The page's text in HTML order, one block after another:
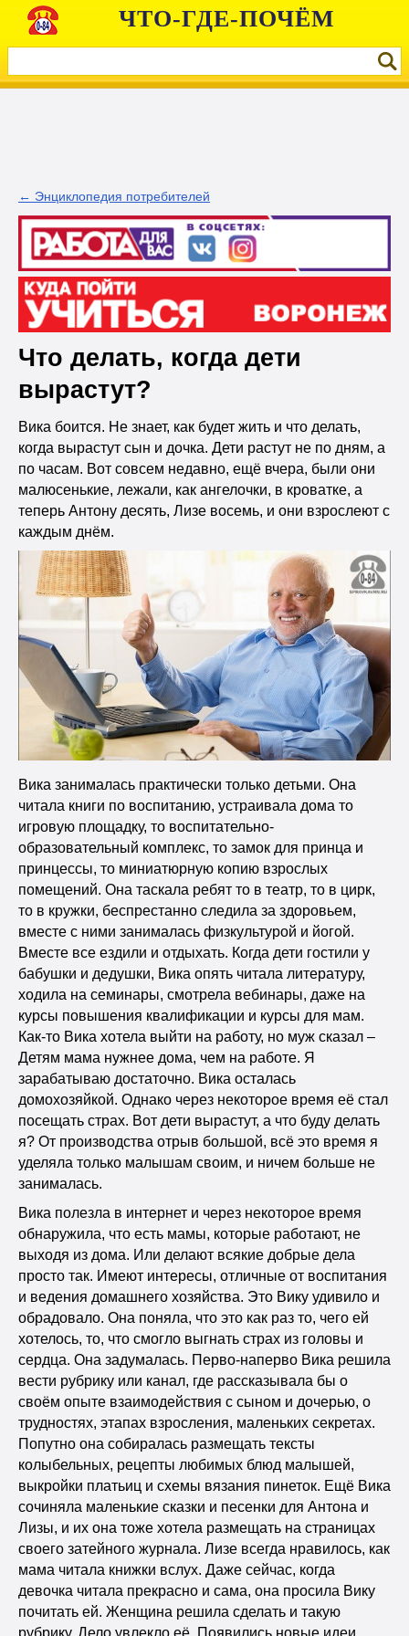
ЧТО-ГДЕ-ПОЧЁМ
← Энциклопедия потребителей
Что делать, когда дети
вырастут?
Вика боится. Не знает, как будет жить и что делать,
когда вырастут сын и дочка. Дети растут не по дням, а
по часам. Вот совсем недавно, ещё вчера, были они
малюсенькие, лежали, как ангелочки, в кроватке, а
теперь Антону десять, Лизе восемь, и они взрослеют с
каждым днём.
Вика занималась практически только детьми. Она
читала книги по воспитанию, устраивала дома то
игровую площадку, то воспитательно-
образовательный комплекс, то замок для принца и
принцессы, то миниатюрную копию взрослых
помещений. Она таскала ребят то в театр, то в цирк,
то в кружки, беспрестанно следила за здоровьем,
вместе с ними занималась физкультурой и йогой.
Вместе все ездили и отдыхать. Когда дети гостили у
бабушки и дедушки, Вика опять читала литературу,
ходила на семинары, смотрела вебинары, даже на
курсы повышения квалификации и курсы для мам.
Как-то Вика хотела выйти на работу, но муж сказал –
Детям мама нужнее дома, чем на работе. Я
зарабатываю достаточно. Вика осталась
домохозяйкой. Однако через некоторое время её стал
посещать страх. Вот дети вырастут, а что буду делать
я? От производства отрыв большой, всё это время я
уделяла только малышам своим, и ничем больше не
занималась.
Вика полезла в интернет и через некоторое время
обнаружила, что есть мамы, которые работают, не
выходя из дома. Или делают всякие добрые дела
просто так. Имеют интересы, отличные от воспитания
и ведения домашнего хозяйства. Это Вику удивило и
обрадовало. Она поняла, что это как раз то, чего ей
хотелось, то, что смогло выгнать страх из головы и
сердца. Она задумалась. Перво-наперво Вика решила
вести рубрику или канал, где рассказывала бы о
своём опыте взаимодействия с сыном и дочерью, о
трудностях, этапах взросления, маленьких секретах.
Попутно она собиралась размещать тексты
колыбельных, рецепты любимых блюд малышей,
выкройки платьиц и схемы вязания пинеток. Ещё Вика
сочиняла маленькие сказки и песенки для Антона и
Лизы, и их она тоже хотела размещать на страницах
своего затейного журнала. Лизе всегда нравилось, как
мама читала книжки вслух. Даже сейчас, когда
девочка читала прекрасно и сама, она просила Вику
почитать ей. Женщина решила сделать и такую
рубрику. Дело увлекло её. Появились новые идеи.